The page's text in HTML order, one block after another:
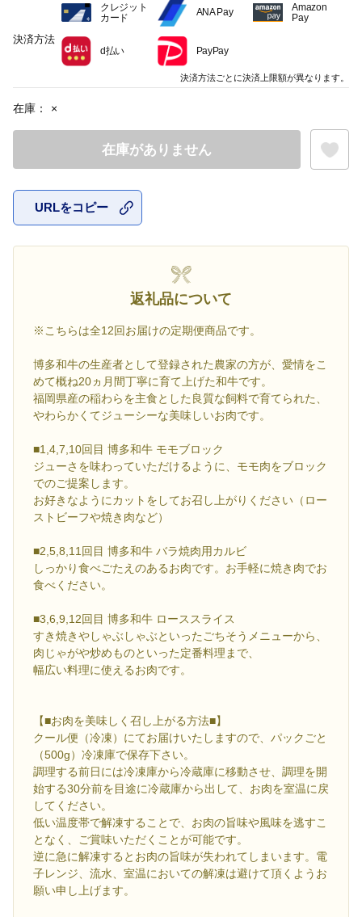
在庫： ×
在庫がありません
URLをコピー
返礼品について
※こちらは全12回お届けの定期便商品です。
博多和牛の生産者として登録された農家の方が、愛情をこ
めて概ね20ヵ月間丁寧に育て上げた和牛です。
福岡県産の稲わらを主食とした良質な飼料で育てられた、
やわらかくてジューシーな美味しいお肉です。
■1,4,7,10回目 博多和牛 モモブロック
ジューさを味わっていただけるように、モモ肉をブロック
でのご提案します。
お好きなようにカットをしてお召し上がりください（ロー
ストビーフや焼き肉など）
■2,5,8,11回目 博多和牛 バラ焼肉用カルビ
しっかり食べごたえのあるお肉です。お手軽に焼き肉でお
食べください。
■3,6,9,12回目 博多和牛 ローススライス
すき焼きやしゃぶしゃぶといったごちそうメニューから、
肉じゃがや炒めものといった定番料理まで、
幅広い料理に使えるお肉です。
【■お肉を美味しく召し上がる方法■】
クール便（冷凍）にてお届けいたしますので、パックごと
（500g）冷凍庫で保存下さい。
調理する前日には冷凍庫から冷蔵庫に移動させ、調理を開
始する30分前を目途に冷蔵庫から出して、お肉を室温に戻
してください。
低い温度帯で解凍することで、お肉の旨味や風味を逃すこ
となく、ご賞味いただくことが可能です。
逆に急に解凍するとお肉の旨味が失われてしまいます。電
子レンジ、流水、室温においての解凍は避けて頂くようお
願い申し上げます。
決済方法
クレジット
カード
ANA Pay
Amazon
Pay
d払い PayPay
決済方法ごとに決済上限額が異なります。